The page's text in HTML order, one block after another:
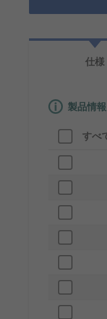
仕様
製品情
すべ